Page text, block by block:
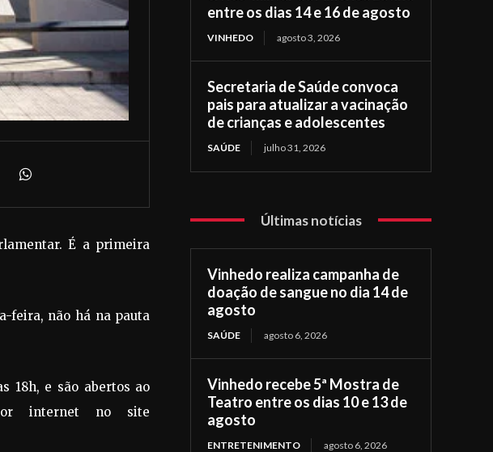
É a primeira
feira, não há na pauta
18h, e são abertos ao
internet no site
entre os dias 14 e 16 de agosto
VINHEDO agosto 3, 2026
Secretaria de Saúde convoca
pais para atualizar a vacinação
de crianças e adolescentes
SAÚDE julho 31, 2026
Últimas notícias
Vinhedo realiza campanha de
doação de sangue no dia 14 de
agosto
SAÚDE agosto 6, 2026
Vinhedo recebe 5ª Mostra de
Teatro entre os dias 10 e 13 de
agosto
ENTRETENIMENTO agosto 6, 2026